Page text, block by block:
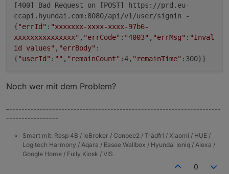
[400] Bad Request on [POST] https://prd.eu-
ccapi.hyundai.com:8080/api/v1/user/signin -
{"errId" : "xxxxxxx-xxxx-xxxx-97b6-
xxxxxxxxxxxxxxx" , "errCode" : "4003" , "errMsg" : "Inval
id values" , "errBody" :
{"userId" : "" , "remainCount" :4, "remainTime" :300}}
Noch wer mit dem Problem?
–---------------------------------------------------------------------
-----------------
Smart mit: Rasp 4B / ioBroker / Conbee2 / Trådfri / Xiaomi / HUE /
Logitech Harmony / Aqara / Easee Wallbox / Hyundai Ioniq / Alexa /
Google Home / Fully Kiosk / VIS
0